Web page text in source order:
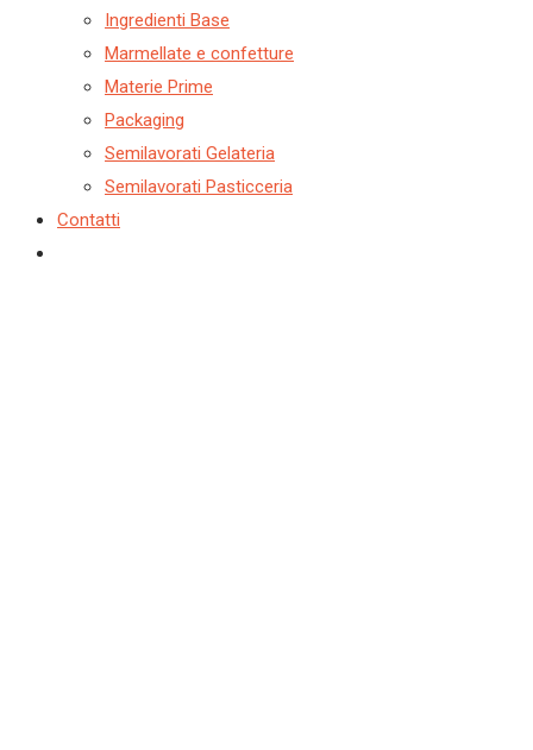
Ingredienti Base
Marmellate e confetture
Materie Prime
Packaging
Semilavorati Gelateria
Semilavorati Pasticceria
Contatti